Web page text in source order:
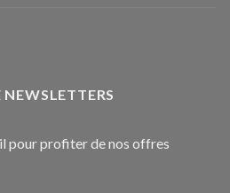
pour profiter de nos offres